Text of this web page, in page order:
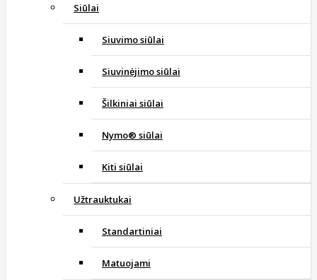
Siūlai
Siuvimo siūlai
Siuvinėjimo siūlai
Šilkiniai siūlai
Nymo® siūlai
Kiti siūlai
Užtrauktukai
Standartiniai
Matuojami